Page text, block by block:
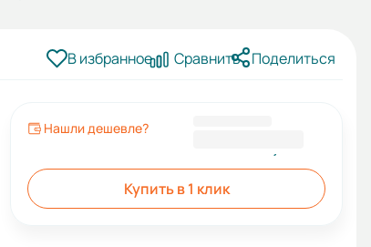
В избранное Сравнить Поделиться
Нашли дешевле?
Купить в 1 клик